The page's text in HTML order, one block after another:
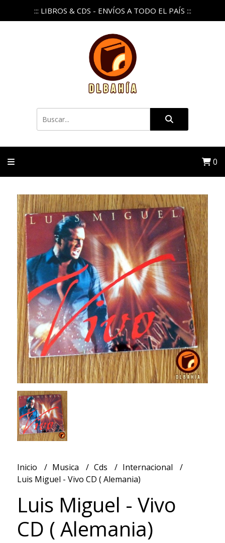
::: LIBROS & CDS - ENVÍOS A TODO EL PAÍS :::
0
Inicio Musica Cds
Internacional
Luis Miguel - Vivo CD ( Alemania)
Luis Miguel - Vivo
CD ( Alemania)